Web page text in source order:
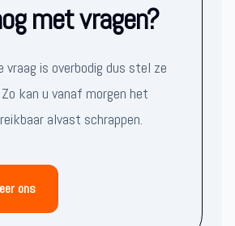
met vragen?
vraag is overbodig dus stel ze
kan u vanaf morgen het
alvast schrappen.
ons